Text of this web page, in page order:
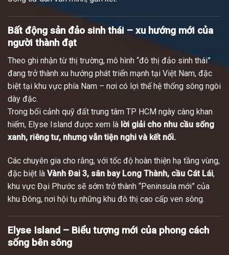
Bất động sản đảo sinh thái – xu hướng mới của
người thành đạt
Theo ghi nhận từ thị trường, mô hình “đô thị đảo sinh thái”
đang trở thành xu hướng phát triển mạnh tại Việt Nam, đặc
biệt tại khu vực phía Nam – nơi có lợi thế hệ thống sông ngòi
dày đặc.
Trong bối cảnh quỹ đất trung tâm TP HCM ngày càng khan
hiếm, Elyse Island được xem là lời giải cho nhu cầu sống
xanh, riêng tư, nhưng vẫn tiện nghi và kết nối.
Các chuyên gia cho rằng, với tốc độ hoàn thiện hạ tầng vùng,
đặc biệt là Vành Đai 3, sân bay Long Thành, cầu Cát Lái,
khu vực Đại Phước sẽ sớm trở thành “Peninsula mới” của
khu Đông, nơi hội tụ những khu đô thị cao cấp ven sông.
Elyse Island – Biểu tượng mới của phong cách
sống bên sông